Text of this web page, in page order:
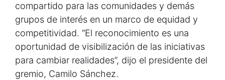
compartido para las comunidades y demás
grupos de interés en un marco de equidad y
competitividad. “El reconocimiento es una
oportunidad de visibilización de las iniciativas
para cambiar realidades”, dijo el presidente del
gremio, Camilo Sánchez.